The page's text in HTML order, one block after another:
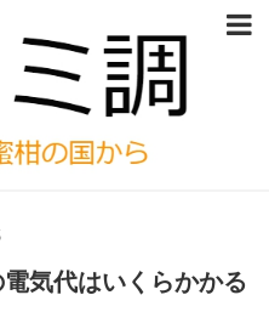
気代はいくらかかる